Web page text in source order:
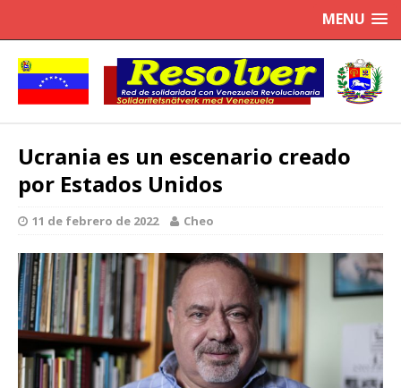
MENU
Ucrania es un escenario creado
por Estados Unidos
11 de febrero de 2022 Cheo